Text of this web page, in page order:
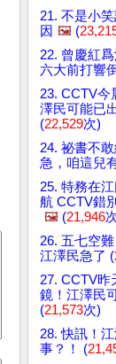
21. 不是小
因 🖼️ (
22. 曾慶紅
六大前打響
23. CCTV今
澤民可能已
(22,529次)
24. 祕書不
急，咱這兒
25. 特務在
航 CCTV錯
🖼️ (21,946
26. 五七空
江澤民急了 (
27. CCTV昨
鏡！江澤民
(21,573次)
28. 快訊！
事？！ (